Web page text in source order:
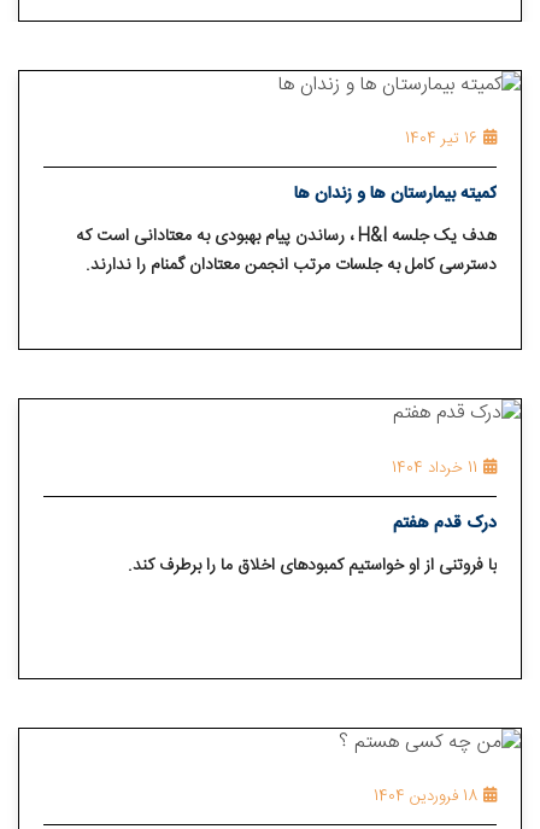
16 تیر 1404
کمیته بیمارستان ها و زندان ها
هدف یک جلسه H&I ، رساندن پیام بهبودی به معتادانی است که
دسترسی کامل به جلسات مرتب انجمن معتادان گمنام را ندارند.
11 خرداد 1404
درک قدم هفتم
با فروتنی از او خواستیم کمبودهای اخلاق ما را برطرف کند.
18 فروردین 1404